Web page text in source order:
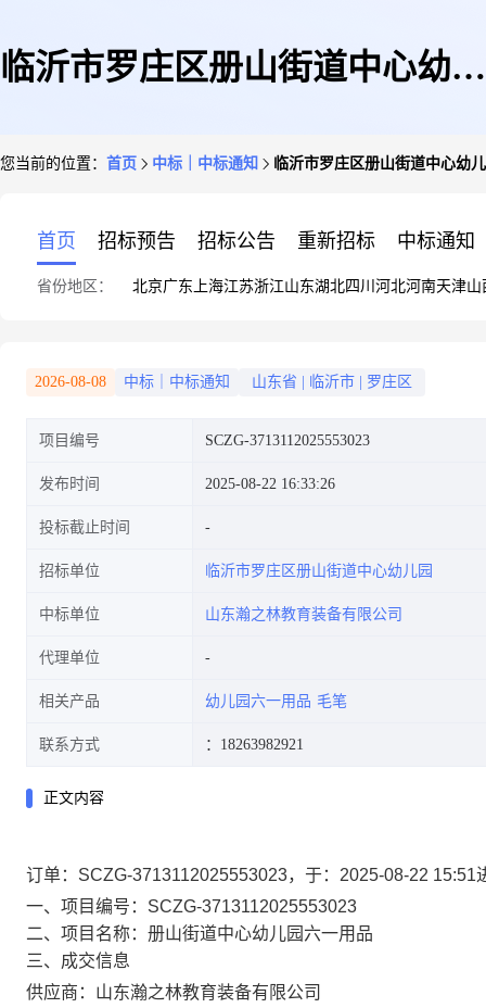
临沂市罗庄区册山街道中心幼儿
您当前的位置： 首页 中标｜中标通知 临沂市罗庄区册山街道中心幼
首页 招标预告 招标公告 重新招标 中标通知
省份地区： 北京广东 上海江苏浙江山东湖北四川 河北河南天津山
2026-08-08 中标｜中标通知 山东省 临沂市 罗庄区
项目编号 SCZG-3713112025553023
发布时间 2025-08-22 16:33:26
投标截止时间
招标单位 临沂市罗庄区册山街道中心幼儿园
中标单位 山东瀚之林教育装备有限公司
代理单位
相关产品 幼儿园六一用品 毛笔
联系方式 ：18263982921
正文内容
订单：SCZG-3713112025553023，于：2025-08-22
一、项目编号：SCZG-3713112025553023
二、项目名称：册山街道中心幼儿园六一用品
三、成交信息
供应商：山东瀚之林教育装备有限公司